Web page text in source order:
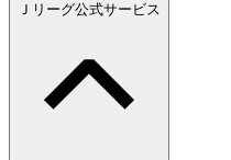
Ｊリーグ公式サービス